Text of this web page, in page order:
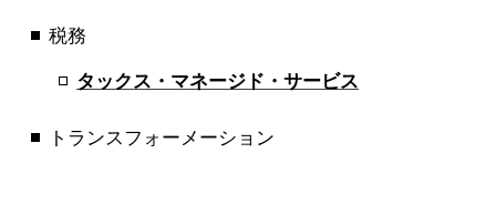
税務
タックス・マネージド・サービス
トランスフォーメーション